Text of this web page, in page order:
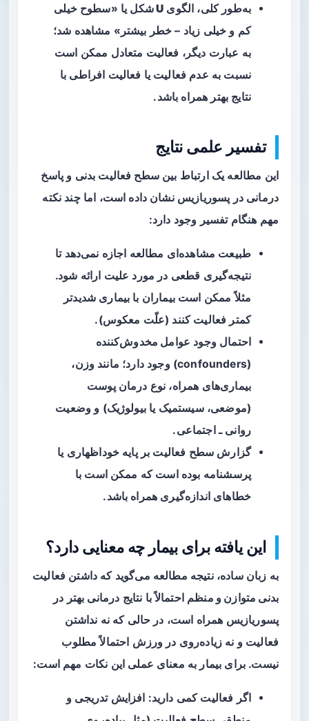
به‌طور کلی، الگوی U شکل
یا «سطوح خیلی
کم و خیلی زیاد – خطر بیشتر» مشاهده شد؛
به عبارت دیگر، فعالیت متعادل ممکن است
نسبت به عدم فعالیت یا فعالیت افراطی با
نتایج بهتر همراه باشد.
تفسیر علمی نتایج
این مطالعه یک ارتباط بین سطح فعالیت بدنی و پاسخ
درمانی در پسوریازیس نشان داده است، اما چند نکته
مهم هنگام تفسیر وجود دارد:
طبیعت مشاهده‌ای مطالعه اجازه نمی‌دهد تا
نتیجه‌گیری قطعی در مورد علیت ارائه شود.
مثلاً ممکن است بیماران با بیماری شدیدتر
کمتر فعالیت کنند (علّت معکوس).
احتمال وجود عوامل مخدوش‌کننده
(confounders) وجود دارد؛ مانند وزن،
بیماری‌های همراه، نوع درمان پوست
(موضعی، سیستمیک یا بیولوژیک) و وضعیت
روانی ـ اجتماعی.
گزارش سطح فعالیت بر پایه خوداظهاری یا
پرسشنامه بوده است که ممکن است با
خطاهای اندازه‌گیری همراه باشد.
این یافته برای بیمار چه معنایی دارد؟
به زبان ساده، نتیجه مطالعه می‌گوید که داشتن فعالیت
بدنی متوازن و منظم احتمالاً با نتایج درمانی بهتر در
پسوریازیس همراه است، در حالی که نه نداشتن
فعالیت و نه زیاده‌روی در ورزش احتمالاً مطلوب
نیست. برای بیمار به معنای عملی این نکات مهم است:
اگر فعالیت کمی دارید: افزایش تدریجی و